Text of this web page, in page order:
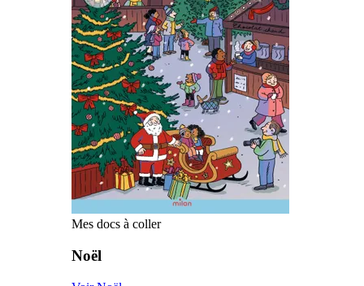
Mes docs à coller
Noël